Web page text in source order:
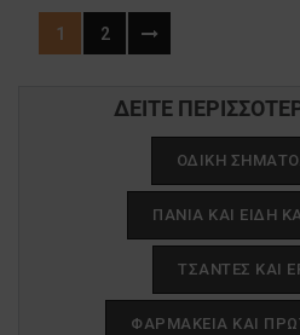
1 2
ΔΕΊΤΕ
ΟΔΙΚΉ
ΠΑΝΙΆ ΚΑΙ ΕΊΔΗ
ΤΣΆΝΤΕΣ ΚΑΙ
ΦΑΡΜΑΚΕΊΑ ΚΑΙ